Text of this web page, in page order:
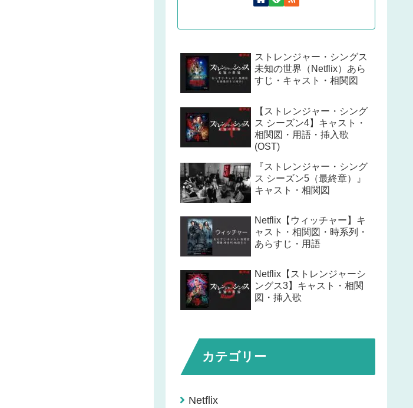
ストレンジャー・シングス
未知の世界（Netflix）あら
すじ・キャスト・相関図
【ストレンジャー・シング
ス シーズン4】キャスト・
相関図・用語・挿入歌
(OST)
『ストレンジャー・シング
ス シーズン5（最終章）』
キャスト・相関図
Netflix【ウィッチャー】キ
ャスト・相関図・時系列・
あらすじ・用語
Netflix【ストレンジャーシ
ングス3】キャスト・相関
図・挿入歌
カテゴリー
Netflix